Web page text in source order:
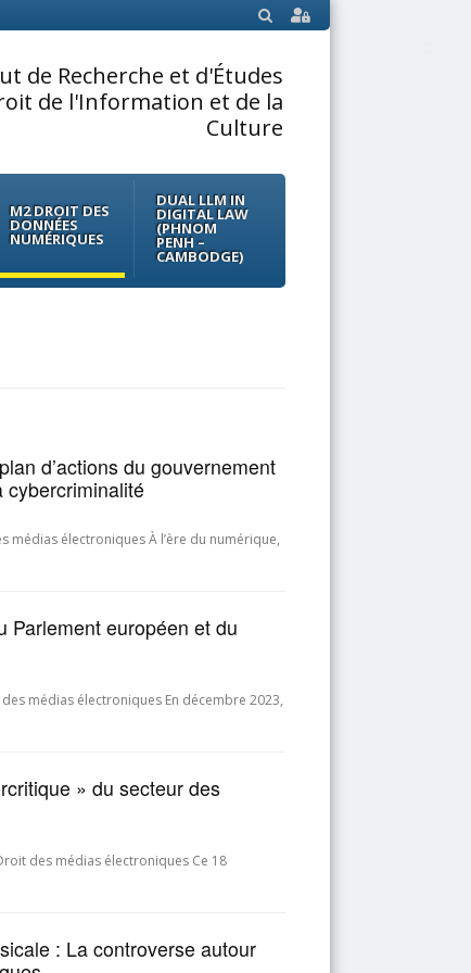
SEARCH
de Recherche et d'Études
de l'Information et de la
Culture
M2 DROIT DES
DONNÉES
NUMÉRIQUES
DUAL LLM IN
DIGITAL LAW
(PHNOM
PENH –
CAMBODGE)
d’actions du gouvernement
cybercriminalité
médias électroniques À l’ère du numérique,
Parlement européen et du
médias électroniques En décembre 2023,
» du secteur des
des médias électroniques Ce 18
: La controverse autour